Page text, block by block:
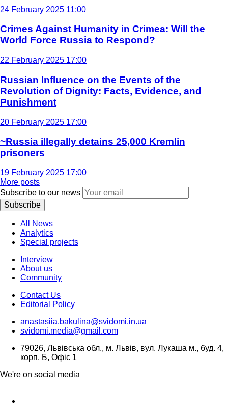
24 February 2025 11:00
Crimes Against Humanity in Crimea: Will the
World Force Russia to Respond?
22 February 2025 17:00
Russian Influence on the Events of the
Revolution of Dignity: Facts, Evidence, and
Punishment
20 February 2025 17:00
~Russia illegally detains 25,000 Kremlin
prisoners
19 February 2025 17:00
More posts
Subscribe to our news
Subscribe
All News
Analytics
Special projects
Interview
About us
Community
Contact Us
Editorial Policy
anastasiia.bakulina@svidomi.in.ua
svidomi.media@gmail.com
79026, Львівська обл., м. Львів, вул. Лукаша м., буд. 4,
корп. Б, Офіс 1
We're on social media